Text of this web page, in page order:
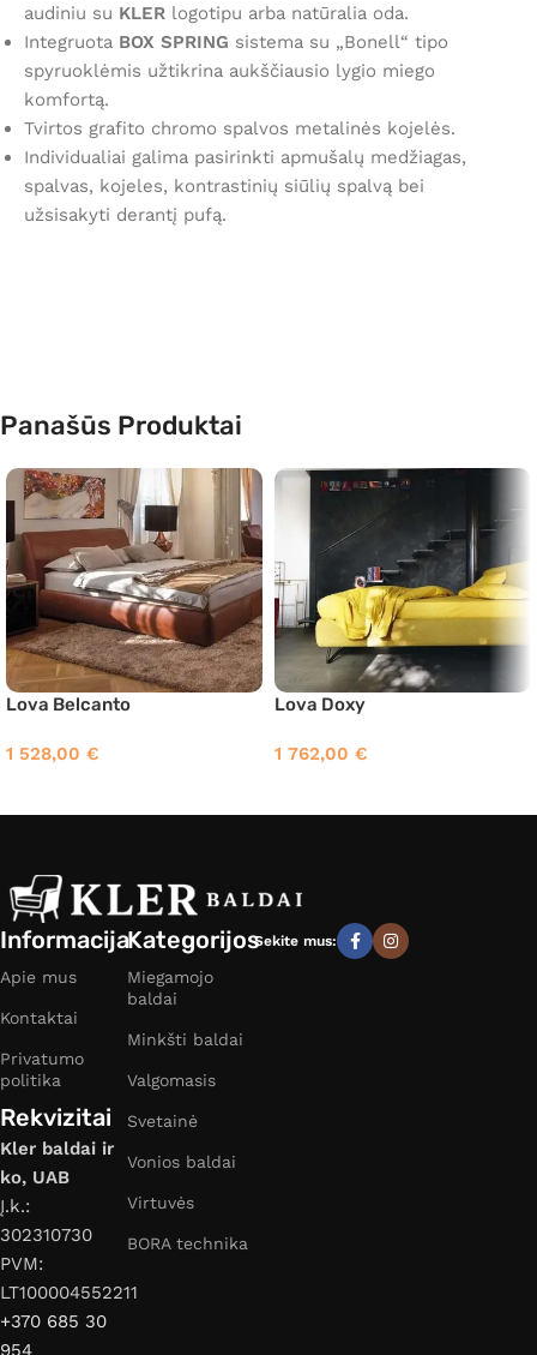
audiniu su KLER logotipu arba natūralia oda.
Integruota BOX SPRING sistema su „Bonell“ tipo
spyruoklėmis užtikrina aukščiausio lygio miego
komfortą.
Tvirtos grafito chromo spalvos metalinės kojelės.
Individualiai galima pasirinkti apmušalų medžiagas,
spalvas, kojeles, kontrastinių siūlių spalvą bei
užsisakyti derantį pufą.
Panašūs Produktai
Lova Belcanto
1 528,00 €
Lova Doxy
1 762,00 €
Informacija
Apie mus
Kontaktai
Privatumo
politika
Rekvizitai
Kler baldai ir
ko, UAB
Į.k.:
302310730
PVM:
LT100004552211
+370 685 30
954
Kategorijos
Miegamojo
baldai
Minkšti baldai
Valgomasis
Svetainė
Vonios baldai
Virtuvės
BORA technika
Sekite mus: